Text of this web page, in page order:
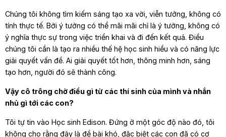
Chúng tôi không tìm kiếm sáng tạo xa vời, viễn tưởng, không có
tính thực tế. Bởi ý tưởng có thể mãi mãi chỉ là ý tưởng, không có
ý nghĩa thực sự trong việc triển khai và đi đến kết quả. Điều
chúng tôi cần là tạo ra nhiều thế hệ học sinh hiểu và có năng lực
giải quyết vấn đề. Ai giải quyết tốt hơn, thông minh hơn, sáng
tạo hơn, người đó sẽ thành công.
Vậy cô trông chờ điều gì từ các thí sinh của mình và nhắn
nhủ gì tới các con?
Tôi tự tin vào Học sinh Edison. Đứng ở một góc độ nào đó, tôi
không cho rằng đây là đề bài khó, đặc biệt các con đã có cơ